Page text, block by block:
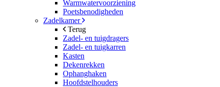
Warmwatervoorziening
Poetsbenodigheden
Zadelkamer
Terug
Zadel- en tuigdragers
Zadel- en tuigkarren
Kasten
Dekenrekken
Ophanghaken
Hoofdstelhouders